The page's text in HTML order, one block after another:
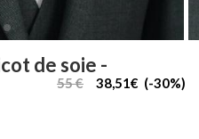
de soie -
55 € 38,51€ (-30%)